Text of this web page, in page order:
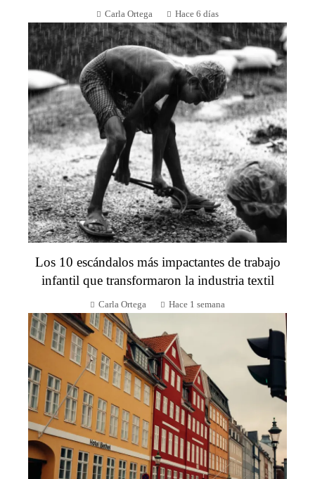
Carla Ortega Hace 6 días
Los 10 escándalos más impactantes de trabajo
infantil que transformaron la industria textil
Carla Ortega Hace 1 semana